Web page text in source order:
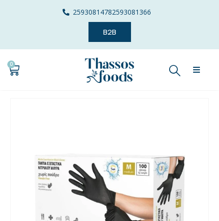
25930814782593081366
B2B
0